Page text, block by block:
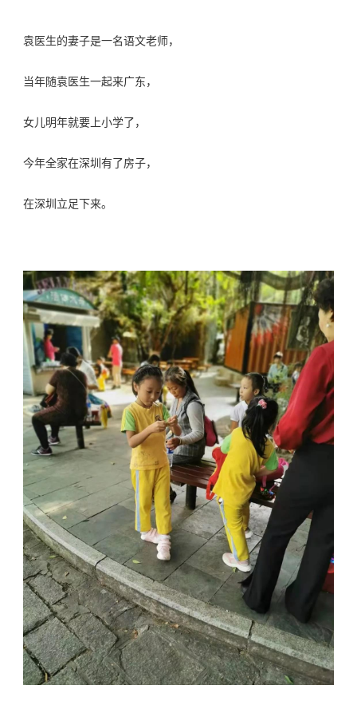
袁医生的妻子是一名语文老师，
当年随袁医生一起来广东，
女儿明年就要上小学了，
今年全家在深圳有了房子，
在深圳立足下来。